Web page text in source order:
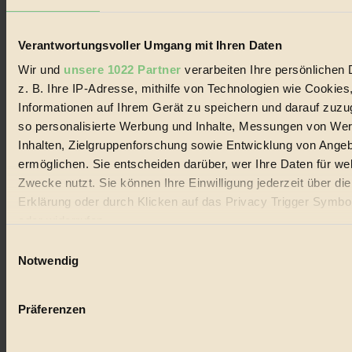
Verantwortungsvoller Umgang mit Ihren Daten
Wir und unsere 1022 Partner verarbeiten Ihre persönlichen
z. B. Ihre IP-Adresse, mithilfe von Technologien wie
Informationen auf Ihrem Gerät zu speichern und darauf
so personalisierte Werbung und Inhalte, Messungen von
Inhalten, Zielgruppenforschung sowie Entwicklung von
ermöglichen. Sie entscheiden darüber, wer Ihre Daten für
Zwecke nutzt. Sie können Ihre Einwilligung jederzeit über
Erklärung oder durch Klicken auf das Privacy Trigger
Wenn Sie es erlauben, würden wir auch gerne:
Ihr Gerät durch aktives Scannen nach bestimmten
Notwendig
Präferenzen
alternativer Energien.
Social Media
22.601 Fans auf Facebook
3.415 Follower auf Twitter
Themen
Bio